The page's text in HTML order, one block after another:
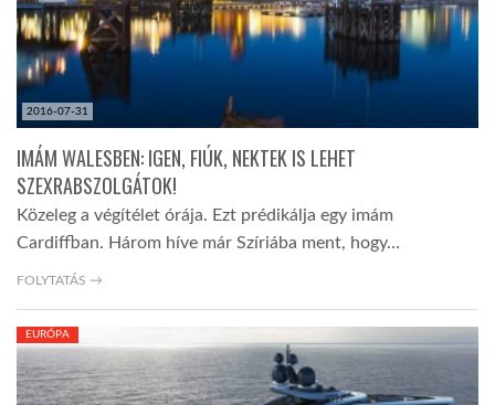
LATIMO.HU
GLOBOBOOK
2016-07-31
IMÁM WALESBEN: IGEN, FIÚK, NEKTEK IS LEHET
SZEXRABSZOLGÁTOK!
Közeleg a végítélet órája. Ezt prédikálja egy imám
Cardiffban. Három híve már Szíriába ment, hogy…
FOLYTATÁS →
EURÓPA